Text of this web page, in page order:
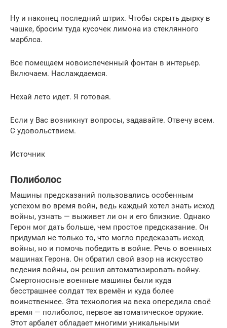
Ну и наконец последний штрих. Чтобы скрыть дырку в
чашке, бросим туда кусочек лимона из стеклянного
марблса.
Все помещаем новоиспеченный фонтан в интерьер.
Включаем. Наслаждаемся.
Нехай лето идет. Я готовая.
Если у Вас возникнут вопросы, задавайте. Отвечу всем.
С удовольствием.
Источник
Полиболос
Машины предсказаний пользовались особенным
успехом во время войн, ведь каждый хотел знать исход
войны, узнать — выживет ли он и его близкие. Однако
Герон мог дать больше, чем простое предсказание. Он
придумал не только то, что могло предсказать исход
войны, но и помочь победить в войне. Речь о военных
машинах Герона. Он обратил свой взор на искусство
ведения войны, он решил автоматизировать войну.
Смертоносные военные машины были куда
бесстрашнее солдат тех времён и куда более
воинственнее. Эта технология на века опередила своё
время — полиболос, первое автоматическое оружие.
Этот арбалет обладает многими уникальными